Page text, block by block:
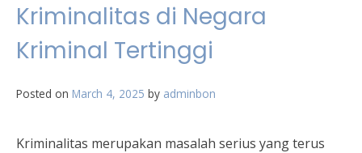
Kriminalitas di Negara
Kriminal Tertinggi
Posted on March 4, 2025 by adminbon
Kriminalitas merupakan masalah serius yang terus